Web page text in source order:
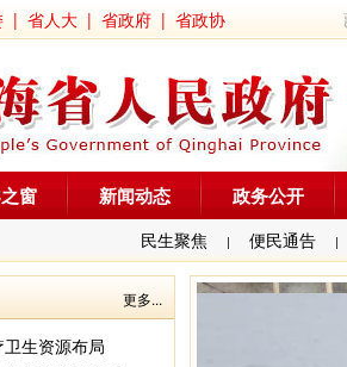
| 省人大 | 省政府 | 省政协
窗 新闻动态 政务公开
民生聚焦 | 便民通告 |
更多...
生资源布局